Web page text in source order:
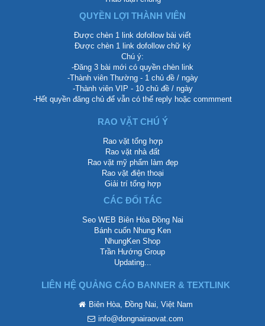
QUYỀN LỢI THÀNH VIÊN
Được chèn 1 link dofollow bài viết
Được chèn 1 link dofollow chữ ký
Chú ý:
-Đăng 3 bài mới có quyền chèn link
-Thành viên Thường - 1 chủ đề / ngày
-Thành viên VIP - 10 chủ đề / ngày
-Hết quyền đăng chủ để vẫn có thể reply hoặc commment
RAO VẶT CHÚ Ý
Rao vặt tổng hợp
Rao vặt nhà đất
Rao vặt mỹ phẩm làm đẹp
Rao vặt điện thoại
Giải trí tổng hợp
CÁC ĐỐI TÁC
Seo WEB Biên Hòa Đồng Nai
Bánh cuốn Nhung Ken
NhungKen Shop
Trần Hướng Group
Updating...
LIÊN HỆ QUẢNG CÁO BANNER & TEXTLINK
Biên Hòa, Đồng Nai, Việt Nam
info@dongnairaovat.com